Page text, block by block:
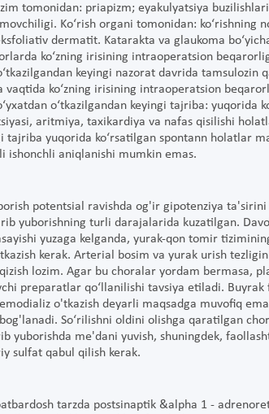
tomonidan: priapizm; eyakulyatsiya
Ko‘rish organi tomonidan: ko‘rishning
dermatit. Katarakta va glaukoma
ko‘zning irisining intraoperatsion
keyingi nazorat davrida tamsulozin
ko‘zning irisining intraoperatsion
o‘tkazilgandan keyingi tajriba: yuqorida
aritmiya, taxikardiya va nafas qisilishi
tajriba yuqorida ko‘rsatilgan spontann holatlar
ishonchli aniqlanishi mumkin emas.
potentsial ravishda og'ir gipotenziya
yuborishning turli darajalarida kuzatilgan.
yuzaga kelganda, yurak-qon tomir
kerak. Arterial bosim va yurak urish
lozim. Agar bu choralar yordam bermasa,
preparatlar qo‘llanilishi tavsiya etiladi. Buyrak
o'tkazish deyarli maqsadga muvofiq
So‘rilishni oldini olishga qaratilgan
yuborishda me'dani yuvish, shuningdek,
sulfat qabul qilish kerak.
tarzda postsinaptik &alpha 1 -